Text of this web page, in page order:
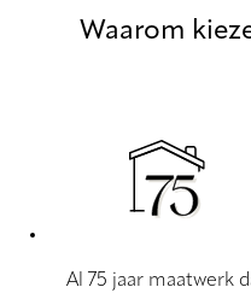
Waarom
Al 75 jaar maatwerk